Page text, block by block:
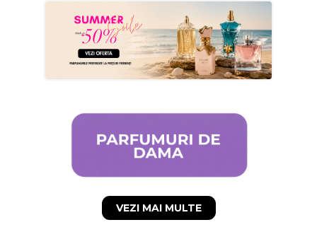
VEZI MAI MULTE
Anuleaza
Creeaza o lista de dorinte